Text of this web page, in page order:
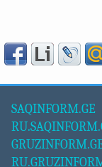
SAQINFORM.GE